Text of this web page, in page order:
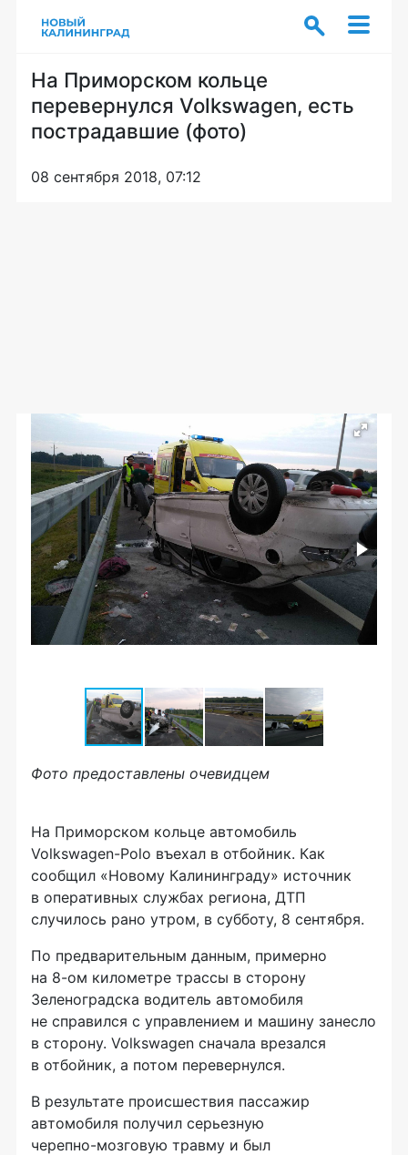
На Приморском кольце
перевернулся Volkswagen, есть
пострадавшие (фото)
08 сентября 2018, 07:12
Фото предоставлены очевидцем
На Приморском кольце автомобиль
Volkswagen-Polo въехал в отбойник. Как
сообщил «Новому Калининграду» источник
в оперативных службах региона, ДТП
случилось рано утром, в субботу, 8 сентября.
По предварительным данным, примерно
на 8-ом километре трассы в сторону
Зеленоградска водитель автомобиля
не справился с управлением и машину занесло
в сторону. Volkswagen сначала врезался
в отбойник, а потом перевернулся.
В результате происшествия пассажир
автомобиля получил серьезную
черепно-мозговую травму и был